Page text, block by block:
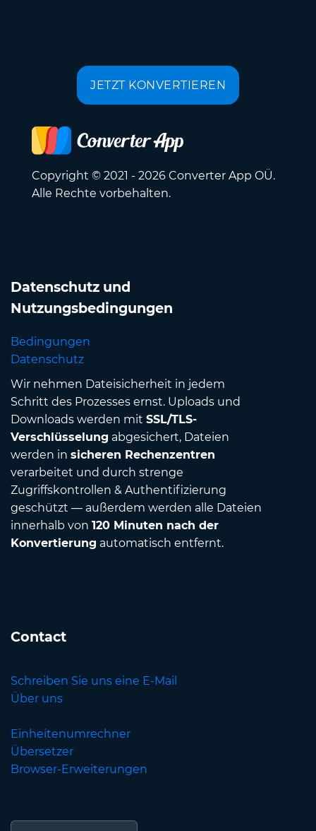
JETZT KONVERTIEREN
Copyright © 2021 - 2026 Converter App OÜ.
Alle Rechte vorbehalten.
Datenschutz und
Nutzungsbedingungen
Bedingungen
Datenschutz
Wir nehmen Dateisicherheit in jedem
Schritt des Prozesses ernst. Uploads und
Downloads werden mit SSL/TLS-
Verschlüsselung abgesichert, Dateien
werden in sicheren Rechenzentren
verarbeitet und durch strenge
Zugriffskontrollen & Authentifizierung
geschützt — außerdem werden alle Dateien
innerhalb von 120 Minuten nach der
Konvertierung automatisch entfernt.
Contact
Schreiben Sie uns eine E-Mail
Über uns
Einheitenumrechner
Übersetzer
Browser-Erweiterungen